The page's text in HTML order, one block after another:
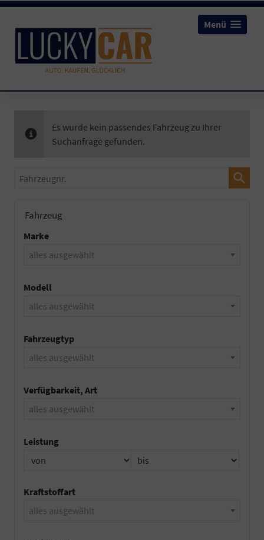
Menü
Es wurde kein passendes Fahrzeug zu Ihrer
Suchanfrage gefunden.
Fahrzeugnr.
Fahrzeug
Marke
alles ausgewählt
Modell
alles ausgewählt
Fahrzeugtyp
alles ausgewählt
Verfügbarkeit, Art
alles ausgewählt
Leistung
Kraftstoffart
alles ausgewählt